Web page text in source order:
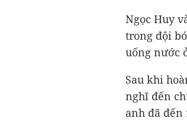
Ngọc Huy
trong đội
uống nước
Sau khi
nghĩ đến
anh đã